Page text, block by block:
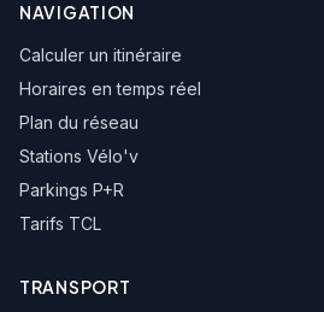
Neuville
NAVIGATION
Calculer un itinéraire
Horaires en temps réel
Plan du réseau
Stations Vélo'v
Parkings P+R
Tarifs TCL
TRANSPORT